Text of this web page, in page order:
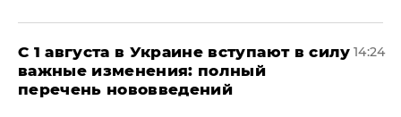
С 1 августа в Украине вступают в силу
важные изменения: полный
перечень нововведений
14:24